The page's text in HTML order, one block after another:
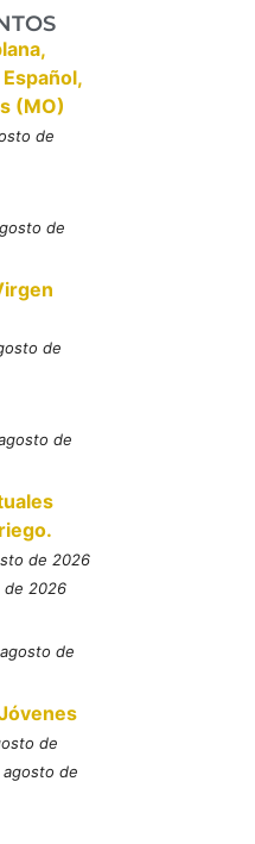
(MO)
de
de
de
de
de 2026
de 2026
de
de
de